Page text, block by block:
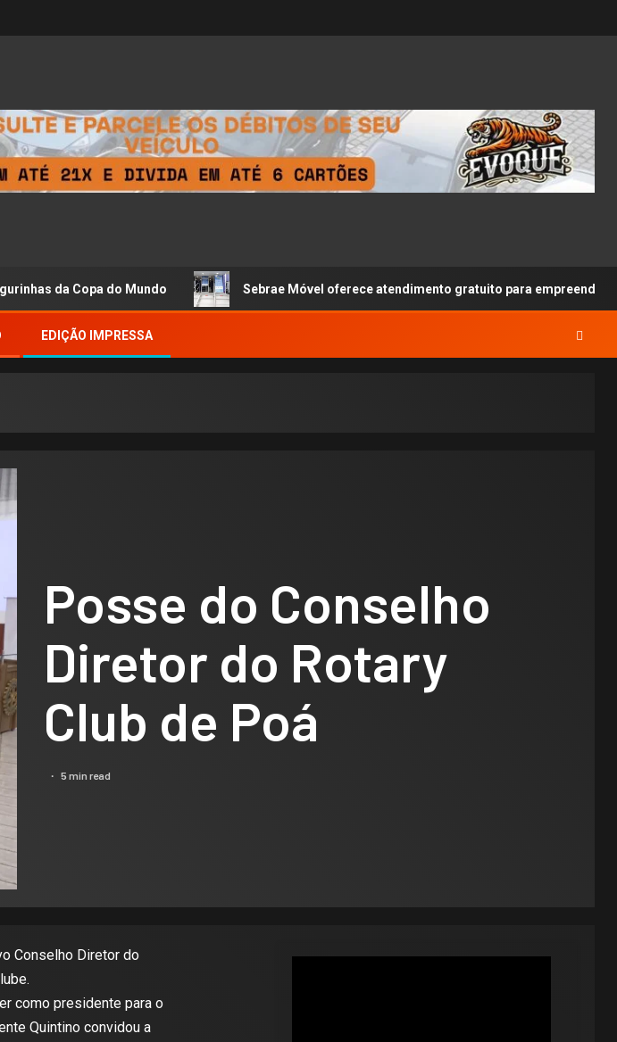
Copa do Mundo Sebrae Móvel oferece atendimento gratuito para empreendedores em
EDIÇÃO IMPRESSA
Posse do Conselho
Diretor do Rotary
Club de Poá
5 min read
Conselho Diretor do
como presidente para o
Quintino convidou a